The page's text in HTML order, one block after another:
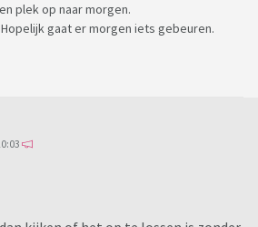
plek op naar morgen.
gaat er morgen iets gebeuren.